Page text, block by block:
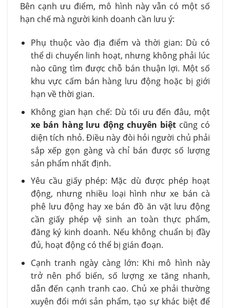
Bên cạnh ưu điểm, mô hình này vẫn có một số
hạn chế mà người kinh doanh cần lưu ý:
Phụ thuộc vào địa điểm và thời gian: Dù có
thể di chuyển linh hoạt, nhưng không phải lúc
nào cũng tìm được chỗ bán thuận lợi. Một số
khu vực cấm bán hàng lưu động hoặc bị giới
hạn về thời gian.
Không gian hạn chế: Dù tối ưu đến đâu, một
xe bán hàng lưu động chuyên biệt cũng có
diện tích nhỏ. Điều này đòi hỏi người chủ phải
sắp xếp gọn gàng và chỉ bán được số lượng
sản phẩm nhất định.
Yêu cầu giấy phép: Mặc dù được phép hoạt
động, nhưng nhiều loại hình như xe bán cà
phê lưu động hay xe bán đồ ăn vặt lưu động
cần giấy phép vệ sinh an toàn thực phẩm,
đăng ký kinh doanh. Nếu không chuẩn bị đầy
đủ, hoạt động có thể bị gián đoạn.
Cạnh tranh ngày càng lớn: Khi mô hình này
trở nên phổ biến, số lượng xe tăng nhanh,
dẫn đến cạnh tranh cao. Chủ xe phải thường
xuyên đổi mới sản phẩm, tạo sự khác biệt để